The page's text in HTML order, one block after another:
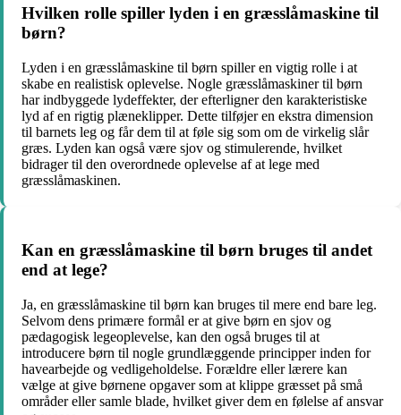
Hvilken rolle spiller lyden i en græsslåmaskine til
børn?
Lyden i en græsslåmaskine til børn spiller en vigtig rolle i at
skabe en realistisk oplevelse. Nogle græsslåmaskiner til børn
har indbyggede lydeffekter, der efterligner den karakteristiske
lyd af en rigtig plæneklipper. Dette tilføjer en ekstra dimension
til barnets leg og får dem til at føle sig som om de virkelig slår
græs. Lyden kan også være sjov og stimulerende, hvilket
bidrager til den overordnede oplevelse af at lege med
græsslåmaskinen.
Kan en græsslåmaskine til børn bruges til andet
end at lege?
Ja, en græsslåmaskine til børn kan bruges til mere end bare leg.
Selvom dens primære formål er at give børn en sjov og
pædagogisk legeoplevelse, kan den også bruges til at
introducere børn til nogle grundlæggende principper inden for
havearbejde og vedligeholdelse. Forældre eller lærere kan
vælge at give børnene opgaver som at klippe græsset på små
områder eller samle blade, hvilket giver dem en følelse af ansvar